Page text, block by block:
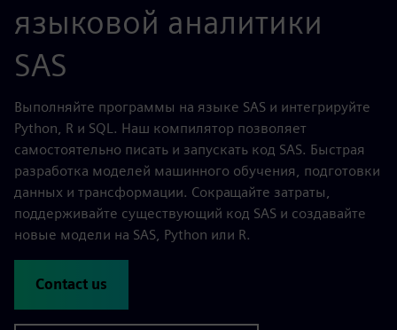
языковой аналитики
SAS
Выполняйте программы на языке SAS и интегрируйте
Python, R и SQL. Наш компилятор позволяет
самостоятельно писать и запускать код SAS. Быстрая
разработка моделей машинного обучения, подготовки
данных и трансформации. Сокращайте затраты,
поддерживайте существующий код SAS и создавайте
новые модели на SAS, Python или R.
Contact us